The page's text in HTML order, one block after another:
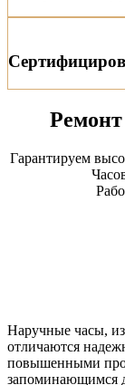
Гарантируем
Наручные часы,
отличаются
повышенными
запоминающимся